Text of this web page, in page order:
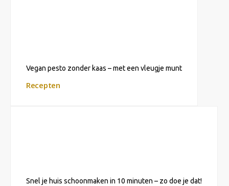
Vegan pesto zonder kaas – met een vleugje munt
Recepten
Snel je huis schoonmaken in 10 minuten – zo doe je dat!